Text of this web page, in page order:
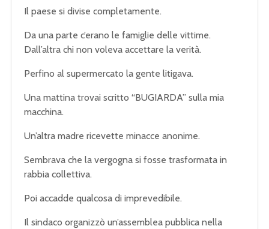
Il paese si divise completamente.
Da una parte c’erano le famiglie delle vittime.
Dall’altra chi non voleva accettare la verità.
Perfino al supermercato la gente litigava.
Una mattina trovai scritto “BUGIARDA” sulla mia
macchina.
Un’altra madre ricevette minacce anonime.
Sembrava che la vergogna si fosse trasformata in
rabbia collettiva.
Poi accadde qualcosa di imprevedibile.
Il sindaco organizzò un’assemblea pubblica nella